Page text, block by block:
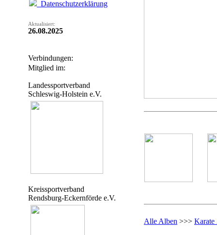
Datenschutzerklärung
Aktualisiert:
26.08.2025
Verbindungen:
Mitglied im:
Landessportverband
Schleswig-Holstein e.V.
Kreissportverband
Rendsburg-Eckernförde e.V.
Alle Alben >>> Karate